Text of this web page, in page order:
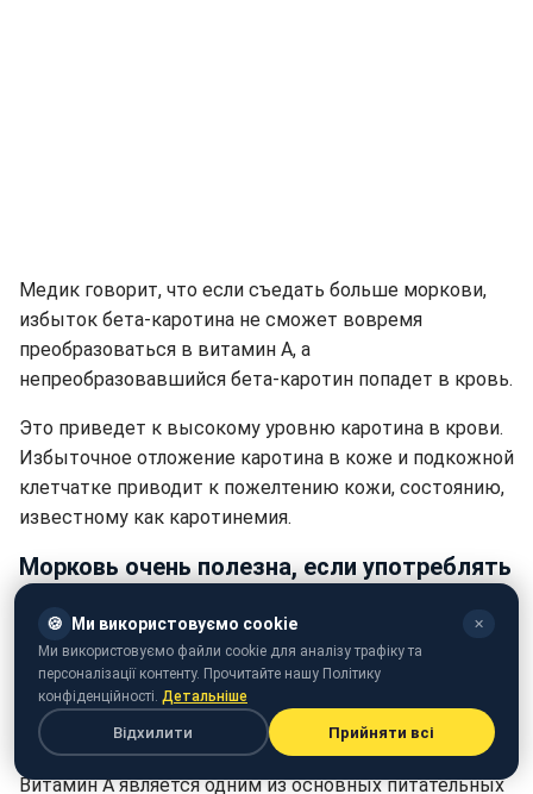
Медик говорит, что если съедать больше моркови,
избыток бета-каротина не сможет вовремя
преобразоваться в витамин А, а
непреобразовавшийся бета-каротин попадет в кровь.
Это приведет к высокому уровню каротина в крови.
Избыточное отложение каротина в коже и подкожной
клетчатке приводит к пожелтению кожи, состоянию,
известному как каротинемия.
Морковь очень полезна, если употреблять
ее в меру
Морковь среднего размера содержит около 4 мг
бета-каротина. После того, как бета-каротин
попадает в организм, он под действием ферментов
превращается в витамин А.
Витамин А является одним из основных питательных
🍪 Ми використовуємо cookie ✕
Ми використовуємо файли cookie для аналізу трафіку та
персоналізації контенту. Прочитайте нашу Політику
конфіденційності. Детальніше
Відхилити Прийняти всі